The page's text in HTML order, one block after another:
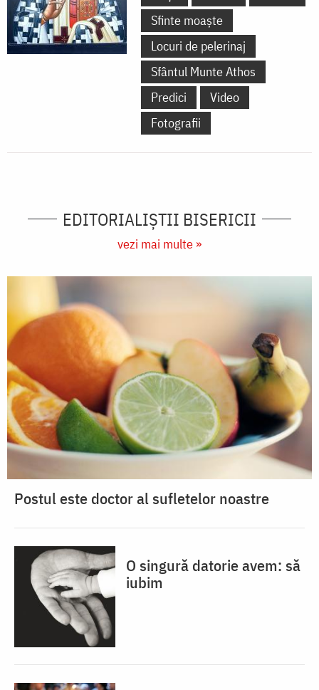
Sfinte moaște
Locuri de pelerinaj
Sfântul Munte Athos
Predici
Video
Fotografii
EDITORIALIȘTII BISERICII
vezi mai multe »
Postul este doctor al sufletelor noastre
O singură datorie avem: să
iubim